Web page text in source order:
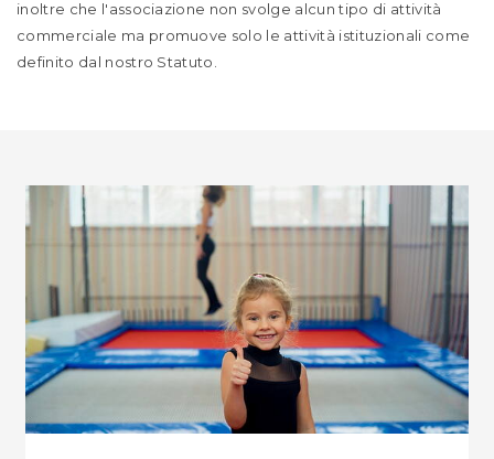
inoltre che l'associazione non svolge alcun tipo di attività
commerciale ma promuove solo le attività istituzionali come
definito dal nostro Statuto.